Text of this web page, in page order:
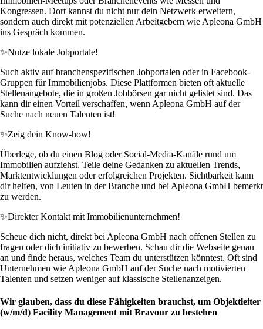
Kongressen. Dort kannst du nicht nur dein Netzwerk erweitern,
sondern auch direkt mit potenziellen Arbeitgebern wie Apleona GmbH
ins Gespräch kommen.
✨Nutze lokale Jobportale!
Such aktiv auf branchenspezifischen Jobportalen oder in Facebook-
Gruppen für Immobilienjobs. Diese Plattformen bieten oft aktuelle
Stellenangebote, die in großen Jobbörsen gar nicht gelistet sind. Das
kann dir einen Vorteil verschaffen, wenn Apleona GmbH auf der
Suche nach neuen Talenten ist!
✨Zeig dein Know-how!
Überlege, ob du einen Blog oder Social-Media-Kanäle rund um
Immobilien aufziehst. Teile deine Gedanken zu aktuellen Trends,
Marktentwicklungen oder erfolgreichen Projekten. Sichtbarkeit kann
dir helfen, von Leuten in der Branche und bei Apleona GmbH bemerkt
zu werden.
✨Direkter Kontakt mit Immobilienunternehmen!
Scheue dich nicht, direkt bei Apleona GmbH nach offenen Stellen zu
fragen oder dich initiativ zu bewerben. Schau dir die Webseite genau
an und finde heraus, welches Team du unterstützen könntest. Oft sind
Unternehmen wie Apleona GmbH auf der Suche nach motivierten
Talenten und setzen weniger auf klassische Stellenanzeigen.
Wir glauben, dass du diese Fähigkeiten brauchst, um Objektleiter
(w/m/d) Facility Management mit Bravour zu bestehen